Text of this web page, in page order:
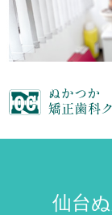
仙台